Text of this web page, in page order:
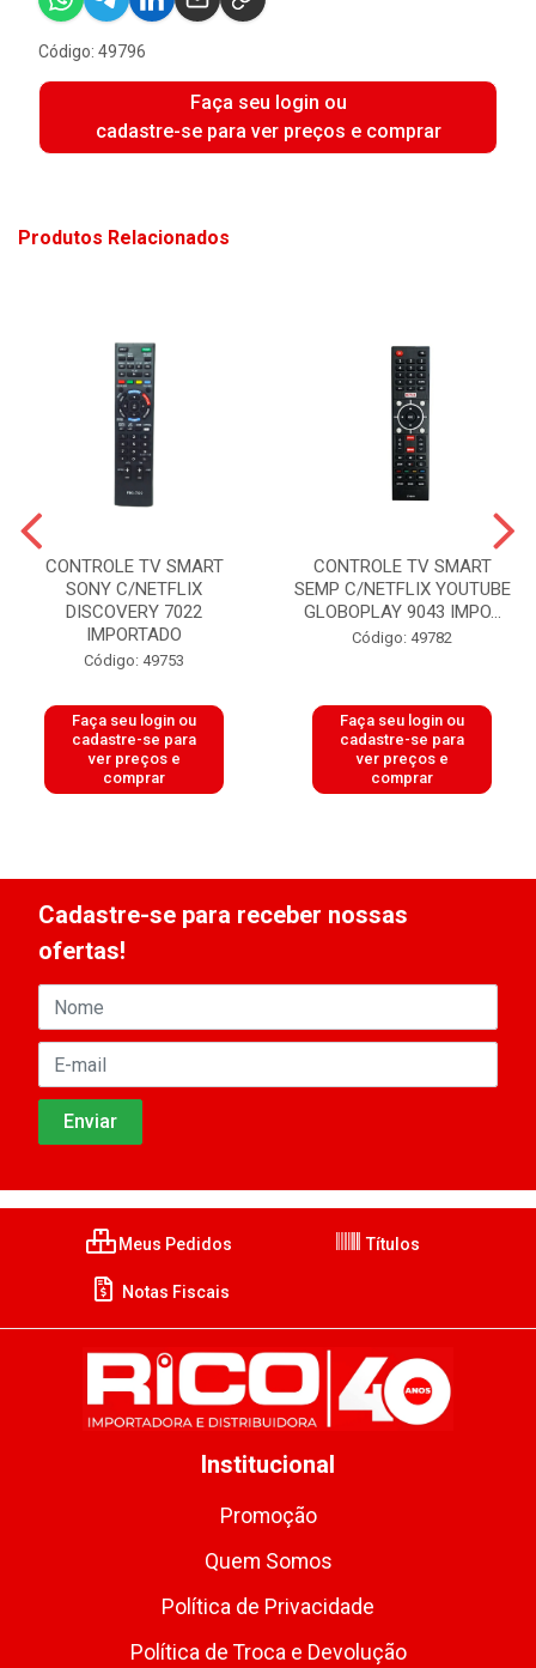
Código: 49796
Faça seu login ou
cadastre-se para ver preços e comprar
Produtos Relacionados
CONTROLE TV SMART
SONY C/NETFLIX
DISCOVERY 7022
IMPORTADO
Código: 49753
Faça seu login ou
cadastre-se para
ver preços e
comprar
CONTROLE TV SMART
SEMP C/NETFLIX YOUTUBE
GLOBOPLAY 9043 IMPO...
Código: 49782
Faça seu login ou
cadastre-se para
ver preços e
comprar
Cadastre-se para receber nossas
ofertas!
Meus Pedidos Títulos
Notas Fiscais
Institucional
Promoção
Quem Somos
Política de Privacidade
Política de Troca e Devolução